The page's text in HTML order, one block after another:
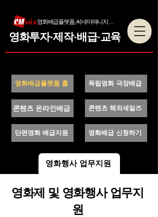
영화투자·제작·배급·교육
영화배급플랫폼 홈
콘텐츠 온라인배급
단편영화 배급지원
독립영화 극장배급
콘텐츠 해외세일즈
영화배급 신청하기
영화행사 업무지원
영화제 및 영화행사 업무지
원